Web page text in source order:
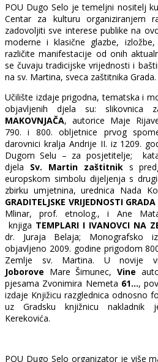
POU Dugo Selo je temeljni nositelj
Centar za kulturu organiziranjem
zadovoljiti sve interese publike na
moderne i klasične glazbe,
različite manifestacije od onih
se čuvaju tradicijske vrijednosti i
na sv. Martina, sveca zaštitnika Grada.
Učilište izdaje prigodna, tematska i
objavljenih djela su: slikovnica
MAKOVNJAČA, autorice Maje
790. i 800. obljetnice prvog
darovnici kralja Andrije II. iz 1209.
Dugom Selu – za posjetitelje;
djela Sv. Martin zaštitniks
europskom simbolu dijeljenja s
zbirku umjetnina, urednica Nada
GRADITELJSKE VRIJEDNOSTI
Mlinar, prof. etnolog., i Ane
knjiga TEMPLARI I IVANOVCI NA
dr. Juraja Belaja; Monografsko
objavljeno 2009. godine prigodom
Zemlje sv. Martina. U novije
Joborove Mare Šimunec,Vine
pjesama Zvonimira Nemeta 61…,
izdaje Knjižicu razglednica odnosno
uz Gradsku knjižnicu nakladnik
Kerekovića.
POU Dugo Selo organizator je više